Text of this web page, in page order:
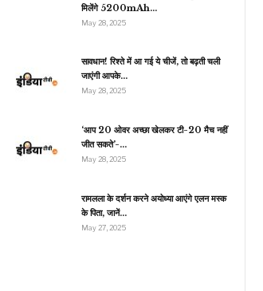
मिलेंगे 5200mAh…
May 28, 2025
सावधान! रिश्ते में आ गई ये चीजें, तो बढ़ती चली
जाएंगी आपके…
May 28, 2025
‘आप 20 ओवर अच्छा खेलकर टी-20 मैच नहीं
जीत सकते’-…
May 28, 2025
रामलला के दर्शन करने अयोध्या आएंगे एलन मस्क
के पिता, जानें…
May 27, 2025